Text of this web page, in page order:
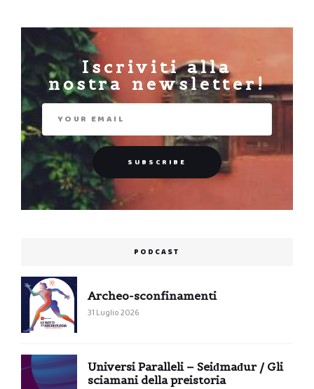
Iscriviti alla
nostra newsletter!
PODCAST
Archeo-sconfinamenti
31 Luglio 2026
Universi Paralleli – Seiđmađur / Gli
sciamani della preistoria